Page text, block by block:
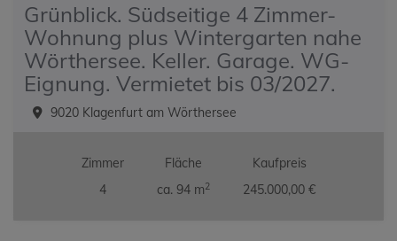
Grünblick. Südseitige 4 Zimmer-
Wohnung plus Wintergarten nahe
Wörthersee. Keller. Garage. WG-
Eignung. Vermietet bis 03/2027.
9020 Klagenfurt am Wörthersee
Zimmer
4
Fläche
ca. 94 m2
Kaufpreis
245.000,00 €